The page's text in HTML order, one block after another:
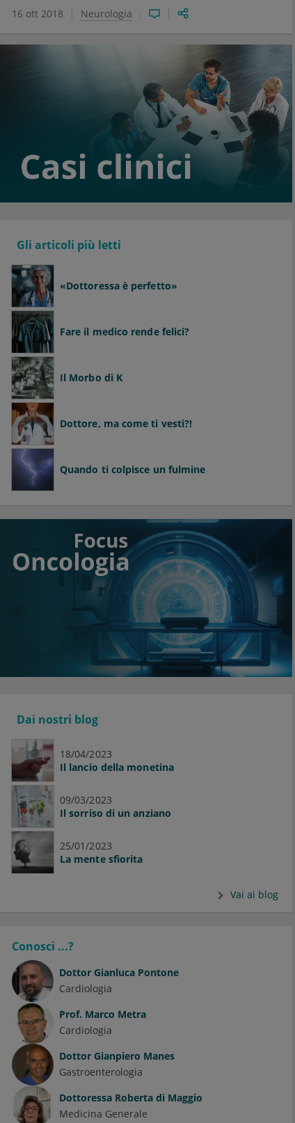
16 ott 2018 Neurologia
Gli articoli più letti
«Dottoressa è perfetto»
Fare il medico rende felici?
Il Morbo di K
Dottore, ma come ti vesti?!
Quando ti colpisce un fulmine
Dai nostri blog
18/04/2023
Il lancio della monetina
09/03/2023
Il sorriso di un anziano
25/01/2023
La mente sfiorita
Vai ai blog
Conosci ...?
Dottor Gianluca Pontone
Cardiologia
Prof. Marco Metra
Cardiologia
Dottor Gianpiero Manes
Gastroenterologia
Dottoressa Roberta di Maggio
Medicina Generale